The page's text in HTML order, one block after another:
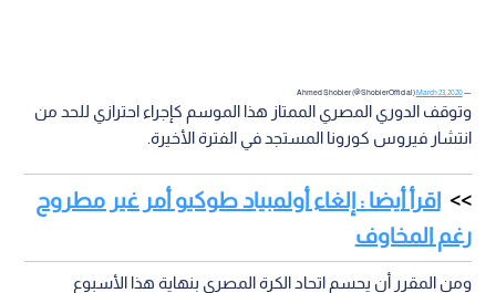
— Ahmed Shobier (@ShobierOfficial)
March 23, 2020
وتوقف الدوري المصري الممتاز هذا الموسم كإجراء احترازي للحد من
انتشار فيروس كورونا المستجد في الفترة الأخيرة.
اقرأ أيضا : إلغاء أولمبياد طوكيو أمر غير مطروح
رغم المخاوف
ومن المقرر أن يحسم اتحاد الكرة المصري بنهاية هذا الأسبوع